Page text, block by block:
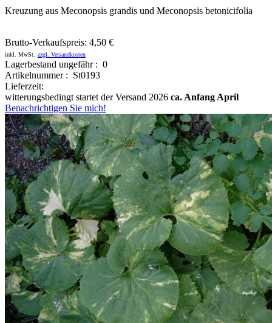
Kreuzung aus Meconopsis grandis und Meconopsis betonicifolia
Brutto-Verkaufspreis: 4,50 €
inkl. MwSt. zzgl. Versandkosten
Lagerbestand ungefähr : 0
Artikelnummer : St0193
Lieferzeit:
witterungsbedingt startet der Versand 2026 ca. Anfang April
Benachrichtigen Sie mich!